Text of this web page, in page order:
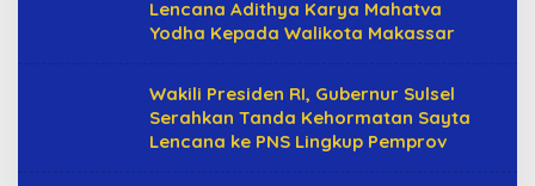
Lencana Adithya Karya Mahatva
Yodha Kepada Walikota Makassar
Wakili Presiden RI, Gubernur Sulsel
Serahkan Tanda Kehormatan Sayta
Lencana ke PNS Lingkup Pemprov